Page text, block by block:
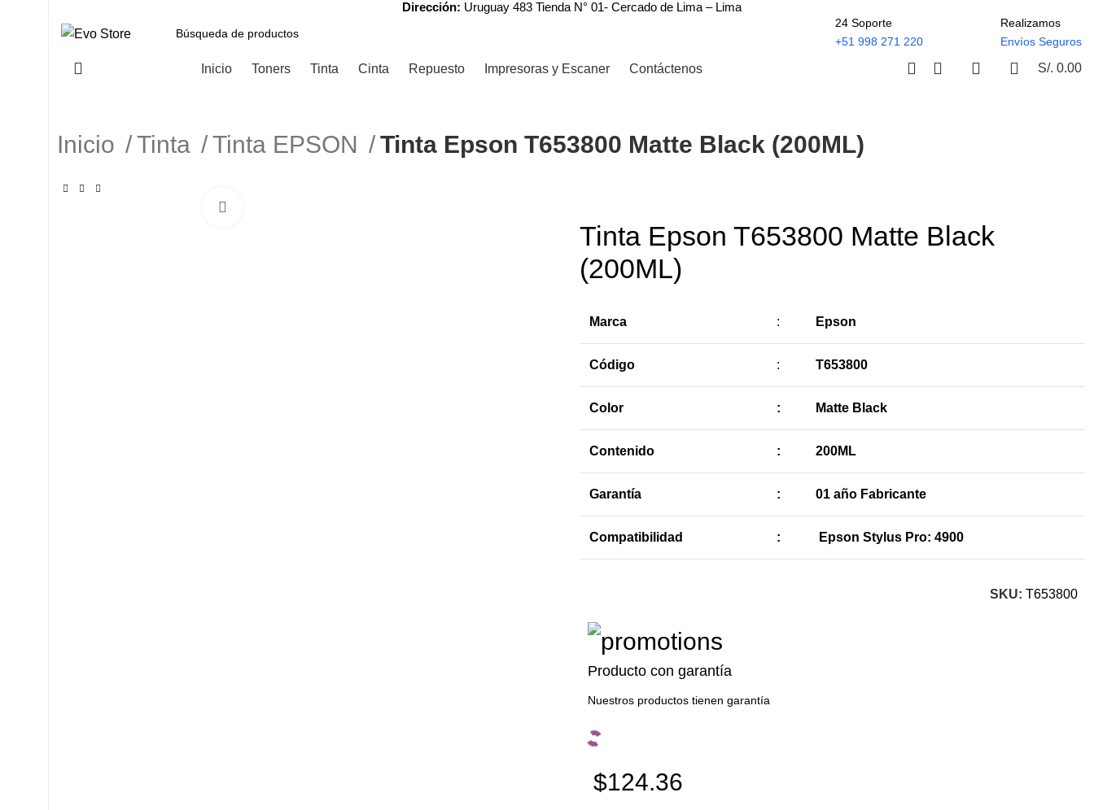
Dirección: Uruguay 483 Tienda N° 01- Cercado de Lima – Lima
24 Soporte
+51 998 271 220
Realizamos
Envíos Seguros
Inicio Toners Tinta Cinta Repuesto Impresoras y Escaner Contáctenos S/. 0.00
Inicio Tinta Tinta EPSON Tinta Epson T653800 Matte Black (200ML)
Tinta Epson T653800 Matte Black
(200ML)
Marca : Epson
Código : T653800
Color : Matte Black
Contenido : 200ML
Garantía : 01 año Fabricante
Compatibilidad : Epson Stylus Pro: 4900
SKU: T653800
Producto con garantía
Nuestros productos tienen garantía
$124.36